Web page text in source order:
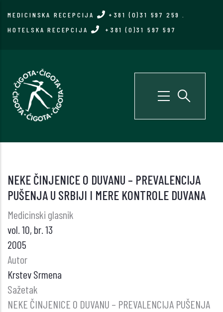
MEDICINSKA RECEPCIJA +381 (0)31 597 259
HOTELSKA RECEPCIJA
+381 (0)31 597 597
NEKE ČINJENICE O DUVANU – PREVALENCIJA
PUŠENJA U SRBIJI I MERE KONTROLE DUVANA
Medicinski glasnik
vol. 10, br. 13
2005
Autor
Krstev Srmena
Sažetak
NEKE ČINJENICE O DUVANU – PREVALENCIJA PUŠENJA